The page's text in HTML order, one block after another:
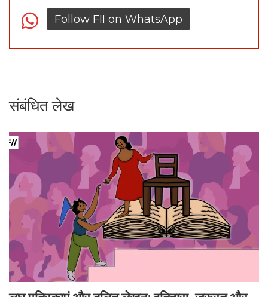
Follow FII on WhatsApp
संबंधित लेख